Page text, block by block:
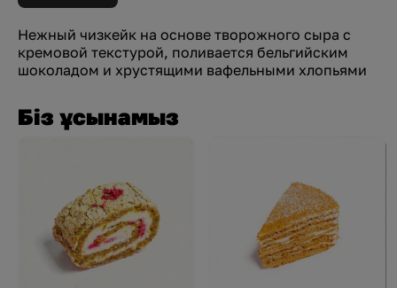
Нежный чизкейк на основе творожного сыра с
кремовой текстурой, поливается бельгийским
шоколадом и хрустящими вафельными хлопьями
Біз ұсынамыз